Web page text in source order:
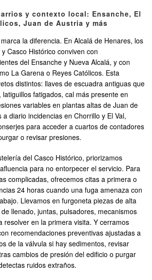
y contexto local: Ensanche, El
Juan de Austria y más
la diferencia. En Alcalá de Henares, los
Casco Histórico conviven con
del Ensanche y Nueva Alcalá, y con
La Garena o Reyes Católicos. Esta
distintos: llaves de escuadra antiguas que
fatigados, cal más presente en
variables en plantas altas de Juan de
diario incidencias en Chorrillo y El Val,
para acceder a cuartos de contadores
o revisar presiones.
del Casco Histórico, priorizamos
para no entorpecer el servicio. Para
complicadas, ofrecemos citas a primera o
24 horas cuando una fuga amenaza con
Llevamos en furgoneta piezas de alta
llenado, juntas, pulsadores, mecanismos
en la primera visita. Y cerramos
recomendaciones preventivas ajustadas a
de la válvula si hay sedimentos, revisar
cambios de presión del edificio o purgar
ruidos extraños.